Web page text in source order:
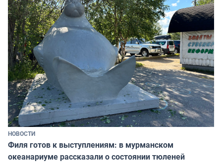
НОВОСТИ
Филя готов к выступлениям: в мурманском
океанариуме рассказали о состоянии тюленей